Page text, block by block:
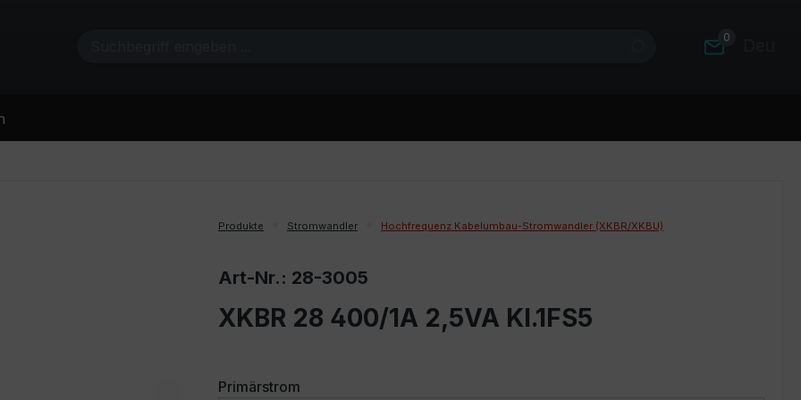
0
Produkte Stromwandler Hochfrequenz Kabelumbau-Stromwandler (XKBR/XKBU)
Art-Nr.: 28-3005
XKBR 28 400/1A 2,5VA Kl.1FS5
Primärstrom